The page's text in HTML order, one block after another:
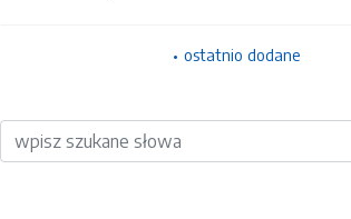
ostatnio dodane
Wyszukiwarka